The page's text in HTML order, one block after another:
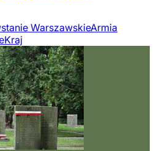
WarszawskieArmia
Kraj